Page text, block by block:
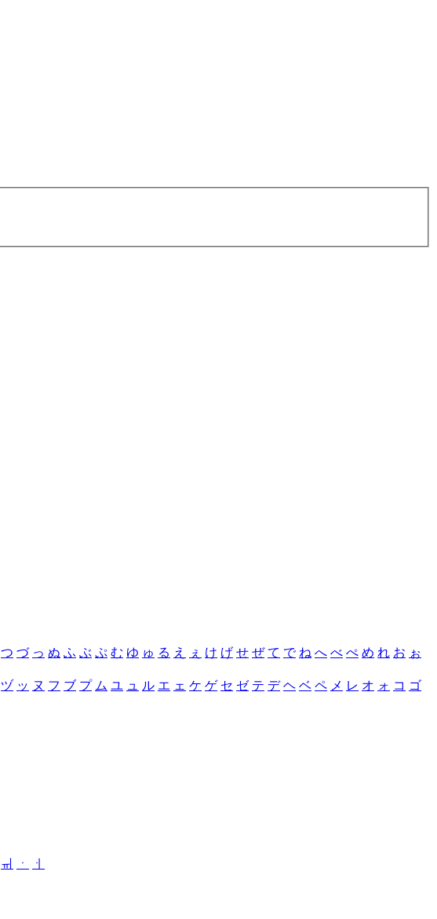
つ づ っ ぬ ふ ぶ ぷ む ゆ ゅ る え ぇ け げ せ ぜ て で ね へ べ ぺ め れ お ぉ
ヅ ッ ヌ フ ブ プ ム ユ ュ ル エ ェ ケ ゲ セ ゼ テ デ ヘ ベ ペ メ レ オ ォ コ ゴ
ㆌ ㆍ
ㆎ